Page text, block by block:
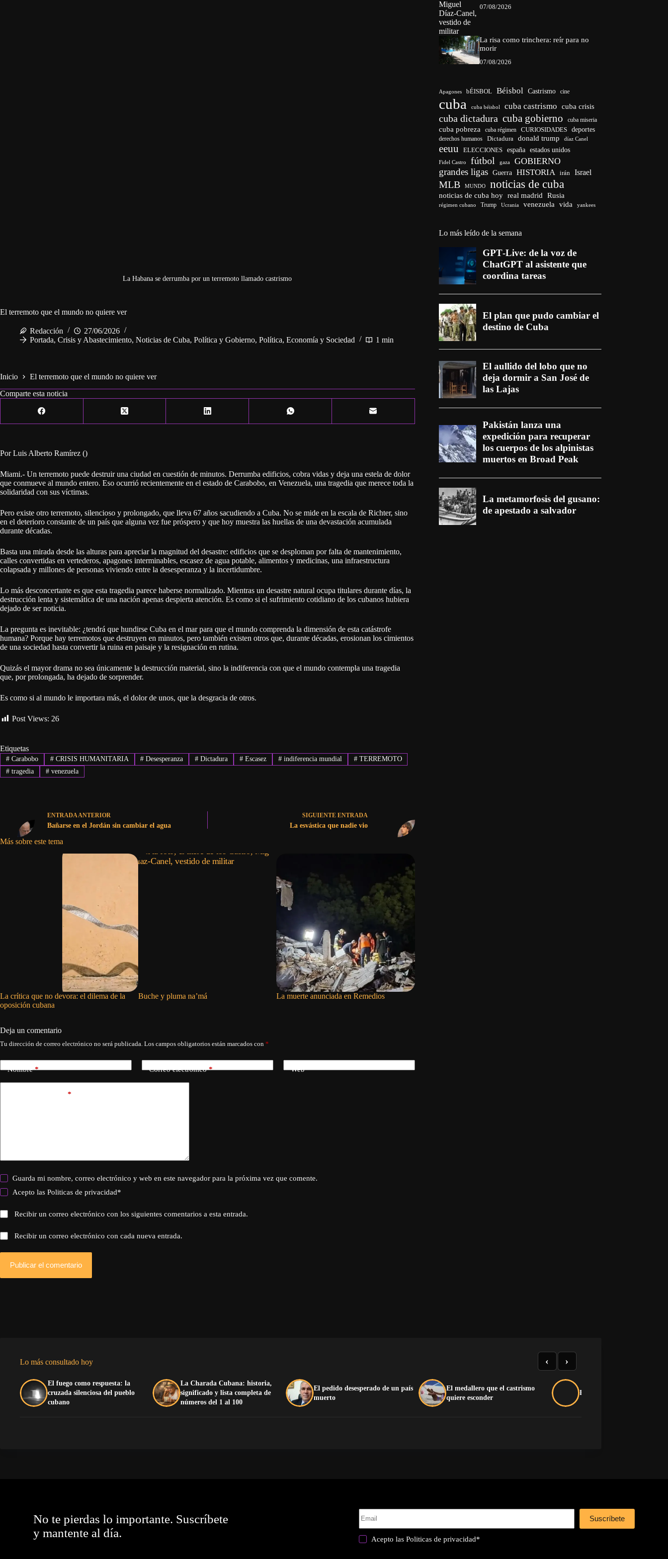
La Habana se derrumba por un terremoto llamado castrismo
El terremoto que el mundo no quiere ver
Redacción
27/06/2026
Portada, Crisis y Abastecimiento, Noticias de Cuba, Política y Gobierno, Política, Economía y Sociedad 1 min
Inicio
El terremoto que el mundo no quiere ver
Comparte esta noticia
Por Luis Alberto Ramírez ()
Miami.- Un terremoto puede destruir una ciudad en cuestión de minutos. Derrumba edificios, cobra vidas y deja una estela de dolor
que conmueve al mundo entero. Eso ocurrió recientemente en el estado de Carabobo, en Venezuela, una tragedia que merece toda la
solidaridad con sus víctimas.
Pero existe otro terremoto, silencioso y prolongado, que lleva 67 años sacudiendo a Cuba. No se mide en la escala de Richter, sino
en el deterioro constante de un país que alguna vez fue próspero y que hoy muestra las huellas de una devastación acumulada
durante décadas.
Basta una mirada desde las alturas para apreciar la magnitud del desastre: edificios que se desploman por falta de mantenimiento,
calles convertidas en vertederos, apagones interminables, escasez de agua potable, alimentos y medicinas, una infraestructura
colapsada y millones de personas viviendo entre la desesperanza y la incertidumbre.
Lo más desconcertante es que esta tragedia parece haberse normalizado. Mientras un desastre natural ocupa titulares durante días, la
destrucción lenta y sistemática de una nación apenas despierta atención. Es como si el sufrimiento cotidiano de los cubanos hubiera
dejado de ser noticia.
La pregunta es inevitable: ¿tendrá que hundirse Cuba en el mar para que el mundo comprenda la dimensión de esta catástrofe
humana? Porque hay terremotos que destruyen en minutos, pero también existen otros que, durante décadas, erosionan los cimientos
de una sociedad hasta convertir la ruina en paisaje y la resignación en rutina.
Quizás el mayor drama no sea únicamente la destrucción material, sino la indiferencia con que el mundo contempla una tragedia
que, por prolongada, ha dejado de sorprender.
Es como si al mundo le importara más, el dolor de unos, que la desgracia de otros.
Post Views: 26
Etiquetas
#Carabobo #CRISIS HUMANITARIA # Desesperanza # Dictadura # Escasez #indiferencia mundial #TERREMOTO
#tragedia #venezuela
ENTRADA ANTERIOR
Bañarse en el Jordán sin cambiar el agua
SIGUIENTE ENTRADA
La esvástica que nadie vio
Más sobre este tema
La crítica que no devora: el dilema de la
oposición cubana
Buche y pluma na’má La muerte anunciada en Remedios
Deja un comentario
Tu dirección de correo electrónico no será publicada. Los campos obligatorios están marcados con *
Nombre* Correo electrónico* Web
*
Guarda mi nombre, correo electrónico y web en este navegador para la próxima vez que comente.
Acepto lasPoliticas de privacidad*
Recibir un correo electrónico con los siguientes comentarios a esta entrada.
Recibir un correo electrónico con cada nueva entrada.
Publicar el comentario
07/08/2026
La risa como trinchera: reír para no
morir
07/08/2026
Apagones bÉISBOL Béisbol Castrismo cine
cuba cuba béisbol cuba castrismo cuba crisis
cuba dictadura cuba gobierno cuba miseria
cuba pobreza cuba régimen CURIOSIDADES deportes
derechos humanos Dictadura donald trump díaz Canel
eeuu ELECCIONES españa estados unidos
Fidel Castro fútbol gaza GOBIERNO
grandes ligas Guerra HISTORIA irán Israel
MLB MUNDO noticias de cuba
noticias de cuba hoy real madrid Rusia
régimen cubano Trump Ucrania venezuela vida yankees
Lo más leído de la semana
Lo más consultado hoy
El fuego como respuesta: la
cruzada silenciosa del pueblo
cubano
La Charada Cubana: historia,
significado y lista completa de
números del 1 al 100
El pedido desesperado de un país
muerto
El medallero que el castrismo
quiere esconder
Buche y pluma na’má
‹ ›
No te pierdas lo importante. Suscríbete
y mantente al día.
Suscríbete
Acepto lasPoliticas de privacidad*